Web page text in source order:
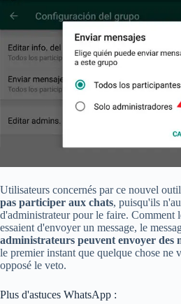
Utilisateurs concernés par ce nouvel outil
pas participer aux chats, puisqu'ils
d'administrateur pour le faire. Comment
essaient d'envoyer un message, le
administrateurs peuvent envoyer des
le premier instant que quelque chose ne
opposé le veto.
Plus d'astuces WhatsApp :